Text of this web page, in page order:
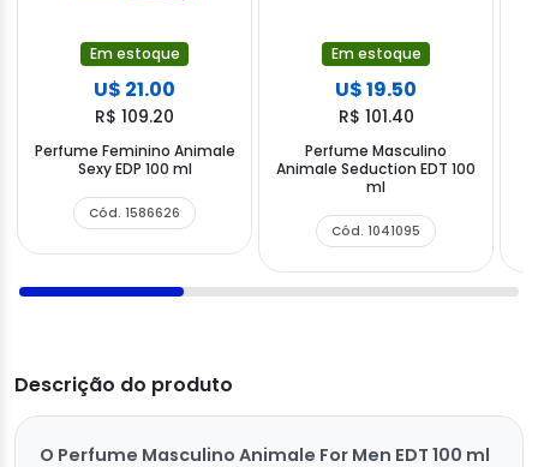
Em estoque
U$ 21.00
R$ 109.20
Perfume Feminino Animale
Sexy EDP 100 ml
Cód. 1586626
Em estoque
U$ 19.50
R$ 101.40
Perfume Masculino
Animale Seduction EDT 100
ml
Cód. 1041095
Descrição do produto
O Perfume Masculino Animale For Men EDT 100 ml